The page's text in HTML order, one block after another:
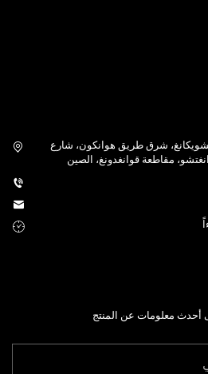
رقم 32 شارع شينشويكانغ، شرق طريق هوانكون، شارع
مقاطعة قوانغدونغ، الصين
أحدث معلومات عن المنتج